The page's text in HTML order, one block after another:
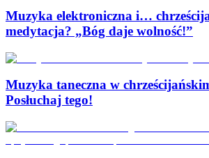
Muzyka elektroniczna i…
medytacja? „Bóg daje wolność!”
Muzyka taneczna w
Posłuchaj tego!